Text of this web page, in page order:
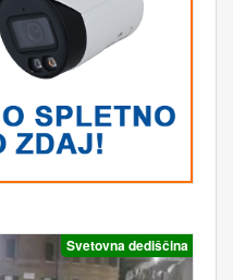
Svetovna dediščina